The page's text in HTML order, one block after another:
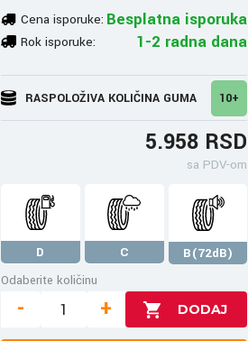
Cena isporuke: Besplatna isporuka
Rok isporuke: 1-2 radna dana
RASPOLOŽIVA KOLIČINA GUMA 10+
5.958 RSD
sa PDV-om
D C
B(72dB)
Odaberite količinu
- +